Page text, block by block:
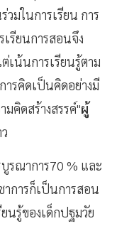
มในการเรียน การ
รียนการสอนจึง
เน้นการเรียนรู้ตาม
รคิดเป็นคิดอย่างมี
คิดสร้างสรรค์"ผู้
รณาการ70 % และ
าการก็เป็นการสอน
นรู้ของเด็กปฐมวัย